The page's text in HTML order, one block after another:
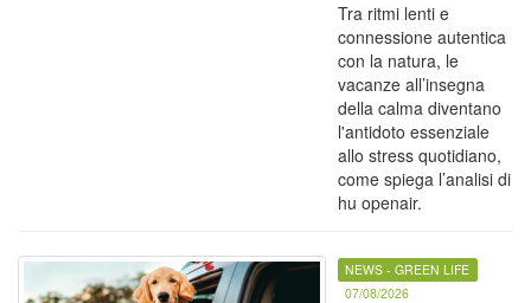
Tra ritmi lenti e
connessione autentica
con la natura, le
vacanze all’insegna
della calma diventano
l'antidoto essenziale
allo stress quotidiano,
come spiega l’analisi di
hu openair.
NEWS - GREEN LIFE
07/08/2026